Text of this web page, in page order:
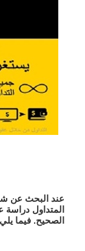
عند البحث عن
المتداول دراسة
الصحيح. فيما